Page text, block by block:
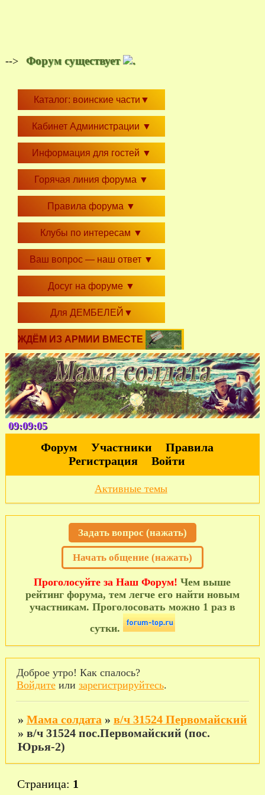
--> Форум существует .
Каталог: воинские части ▼
Кабинет Администрации ▼
Информация для гостей ▼
Горячая линия форума ▼
Правила форума ▼
Клубы по интересам ▼
Ваш вопрос — наш ответ ▼
Досуг на форуме ▼
Для ДЕМБЕЛЕЙ ▼
ЖДЁМ ИЗ АРМИИ ВМЕСТЕ
09:09:06
Форум Участники
Правила
Регистрация
Войти
Активные темы
Задать вопрос (нажать)
Начать общение (нажать)
Проголосуйте за Наш Форум! Чем выше
рейтинг форума, тем легче его найти новым
участникам. Проголосовать можно 1 раз в
сутки.
Доброе утро! Как спалось?
Войдитеили зарегистрируйтесь.
» Мама солдата » в/ч 31524 Первомайский
» в/ч 31524 пос.Первомайский (пос.
Юрья-2)
Страница: 1